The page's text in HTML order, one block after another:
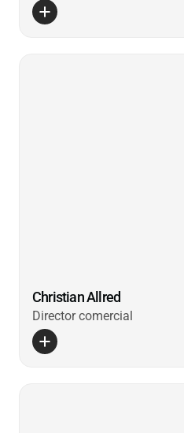
Christian Allred
Director comercial